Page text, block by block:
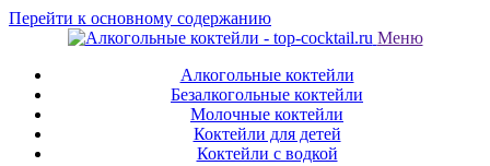
Перейти к основному содержанию
Меню
Алкогольные коктейли
Безалкогольные коктейли
Молочные коктейли
Коктейли для детей
Коктейли с водкой